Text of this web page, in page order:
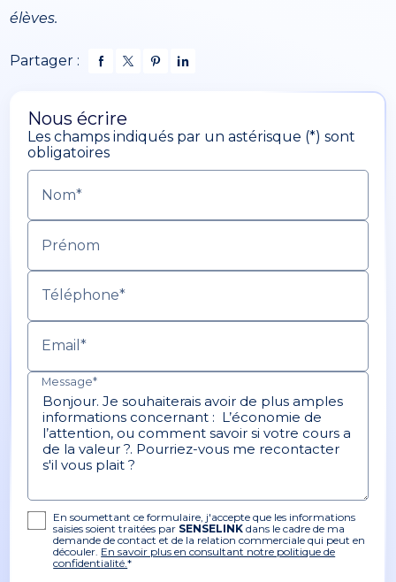
élèves.
Partager :
Nous écrire
Les champs indiqués par un astérisque (*) sont
obligatoires
Nom*
Prénom
Téléphone*
Email*
Message*
En soumettant ce formulaire, j'accepte que les informations
saisies soient traitées par SENSELINK dans le cadre de ma
demande de contact et de la relation commerciale qui peut en
découler. En savoir plus en consultant notre politique de
confidentialité.*